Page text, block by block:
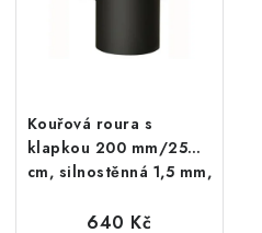
Kouřová roura s
klapkou 200 mm/25
cm, silnostěnná 1,5 mm,
640 Kč